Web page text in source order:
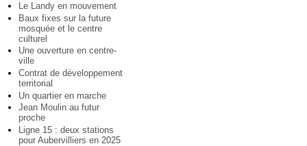
Le Landy en mouvement
Baux fixes sur la future
mosquée et le centre
culturel
Une ouverture en centre-
ville
Contrat de développement
territorial
Un quartier en marche
Jean Moulin au futur
proche
Ligne 15 : deux stations
pour Aubervilliers en 2025